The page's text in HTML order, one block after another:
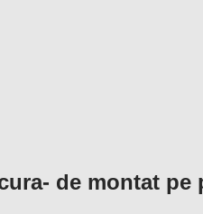
- de montat pe